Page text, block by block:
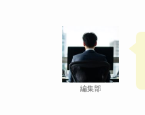
編集部